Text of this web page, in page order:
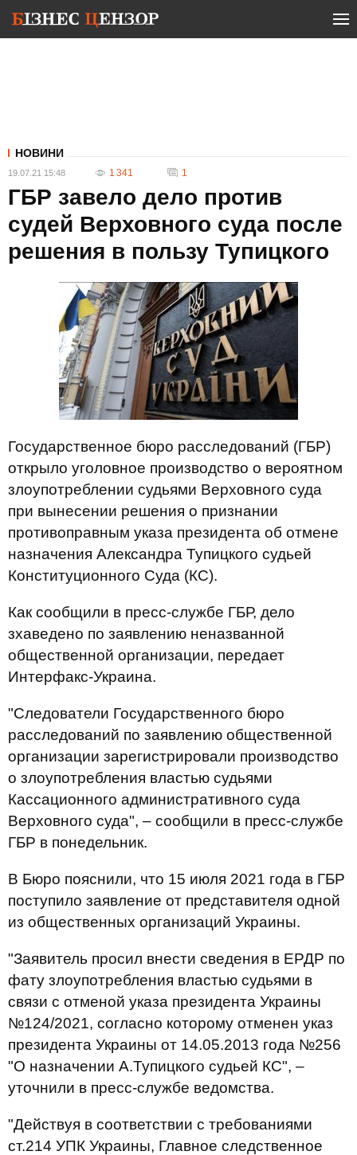
НОВИНИ
19.07.21 15:48 1 341 1
ГБР завело дело против
судей Верховного суда после
решения в пользу Тупицкого
Государственное бюро расследований (ГБР)
открыло уголовное производство о вероятном
злоупотреблении судьями Верховного суда
при вынесении решения о признании
противоправным указа президента об отмене
назначения Александра Тупицкого судьей
Конституционного Суда (КС).
Как сообщили в пресс-службе ГБР, дело
зхаведено по заявлению неназванной
общественной организации, передает
Интерфакс-Украина.
"Следователи Государственного бюро
расследований по заявлению общественной
организации зарегистрировали производство
о злоупотребления властью судьями
Кассационного административного суда
Верховного суда", – сообщили в пресс-службе
ГБР в понедельник.
В Бюро пояснили, что 15 июля 2021 года в ГБР
поступило заявление от представителя одной
из общественных организаций Украины.
"Заявитель просил внести сведения в ЕРДР по
фату злоупотребления властью судьями в
связи с отменой указа президента Украины
№124/2021, согласно которому отменен указ
президента Украины от 14.05.2013 года №256
"О назначении А.Тупицкого судьей КС", –
уточнили в пресс-службе ведомства.
"Действуя в соответствии с требованиями
ст.214 УПК Украины, Главное следственное